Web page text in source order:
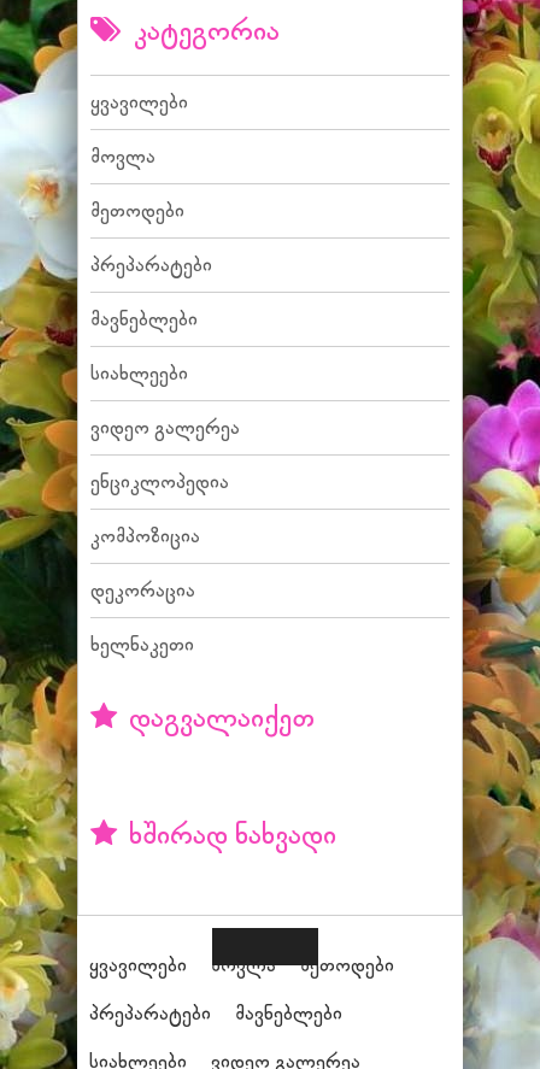
კატეგორია
ყვავილები
მოვლა
მეთოდები
პრეპარატები
მავნებლები
სიახლეები
ვიდეო გალერეა
ენციკლოპედია
კომპოზიცია
დეკორაცია
ხელნაკეთი
დაგვალაიქეთ
ხშირად ნახვადი
ყვავილები მოვლა
მეთოდები
პრეპარატები
მავნებლები
სიახლეები
ვიდეო გალერეა